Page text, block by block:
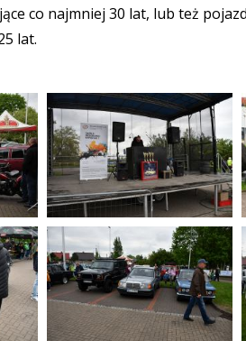
co najmniej 30 lat, lub też
lat.